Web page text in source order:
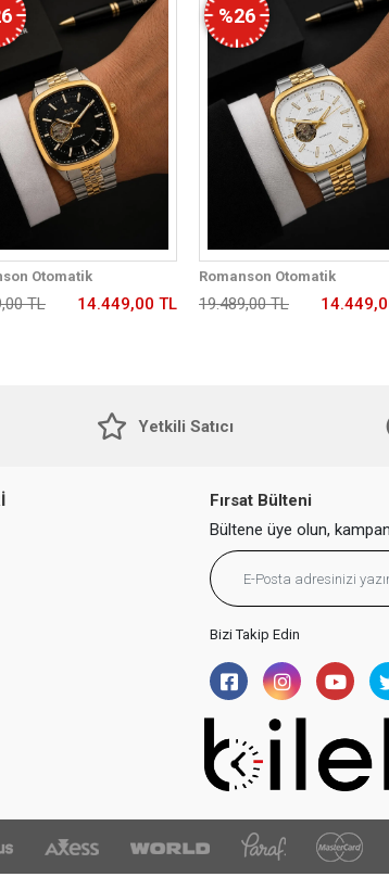
Otomatik
Premium Erkek
5 ATM Suya Dayanıklı 2
TL 14.449,00 TL
%26
Romanson Otomatik
Mekanizmalı Premium
Kol Saati 5 ATM Suya
19.489,00 TL
Yetkili Satıcı
Fırsat Bülteni
Bültene üye olun,
Bizi Takip Edin